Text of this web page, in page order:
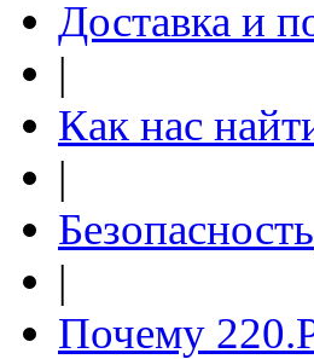
Доставка и
|
Как нас
|
Безопасность
|
Почему